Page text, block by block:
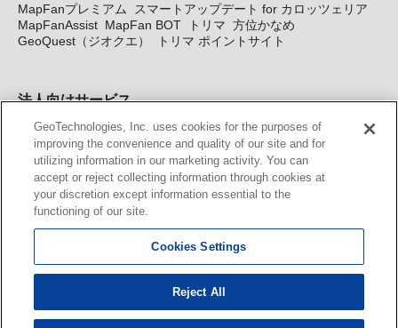
MapFanプレミアム
スマートアップデート for カロッツェリア
MapFanAssist MapFan BOT トリマ 方位かなめ
GeoQuest（ジオクエ）
トリマ ポイントサイト
法人向けサービス
法人向け地図・位置情報サービス WEBサイト・システム向け地
図API Windows PC向け地図開発キット MapFan DB 住所確認
サービス
MAP WORLD+ トリマ広告 Geo-Research
カーナビ地図更新サービス
MapFan スマートメンバーズ カロッツェリア地図割プラス
KENWOOD MapFan Club
GeoTechnologies, Inc. uses cookies for the purposes of
improving the convenience and quality of our site and for
utilizing information in our marketing activity. You can
accept or reject collecting information through cookies at
your discretion except information essential to the
functioning of our site.
Cookies Settings
Reject All